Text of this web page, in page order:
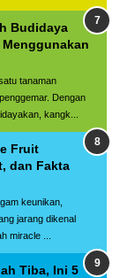
Budidaya
tanaman
Dengan
kangk...
Fruit
dan Fakta
keunikan,
jarang dikenal
miracle ...
Tiba, Ini 5